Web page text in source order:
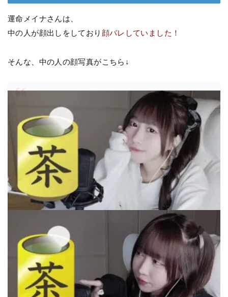
運命メイナさんは、
中の人が顔出しをしており 顔バレしていました！
そんな、中の人の顔写真がこちら↓